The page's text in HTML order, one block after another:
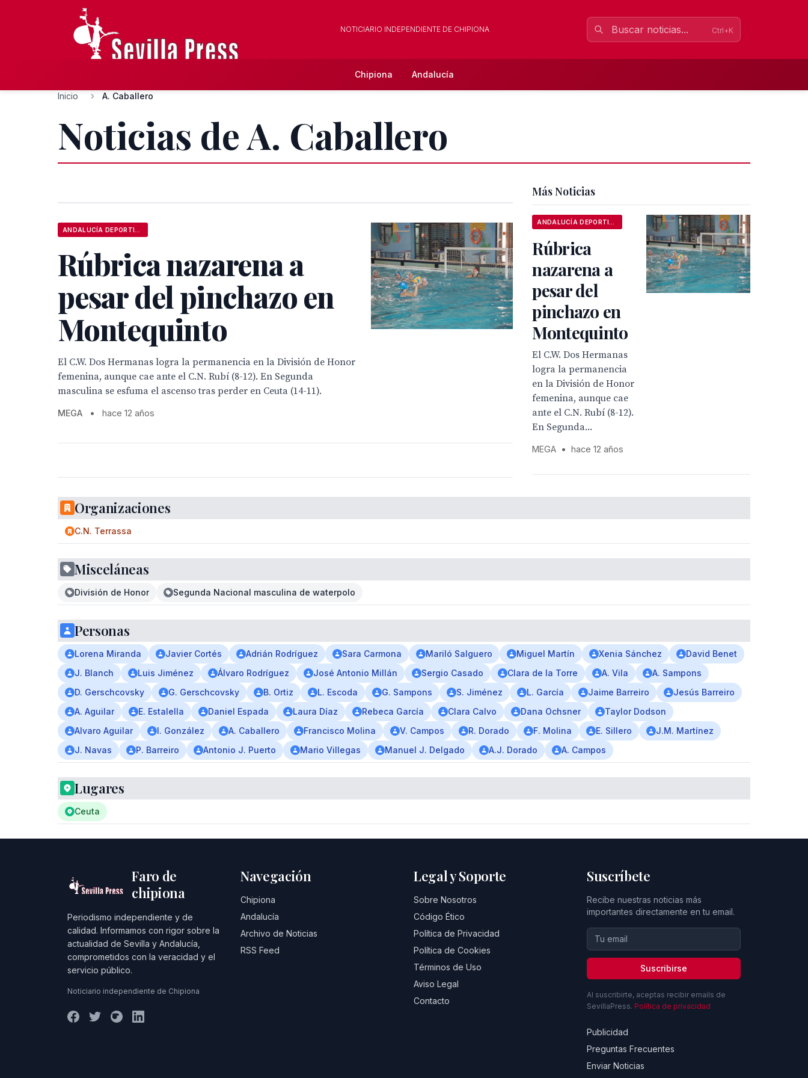
NOTICIARIO INDEPENDIENTE DE CHIPIONA Ctrl+K
Chipiona Andalucía
Inicio A. Caballero
Noticias de A. Caballero
Rúbrica nazarena a
pesar del pinchazo en
Montequinto
El C.W. Dos Hermanas logra la permanencia en la División de Honor
femenina, aunque cae ante el C.N. Rubí (8-12). En Segunda
masculina se esfuma el ascenso tras perder en Ceuta (14-11).
MEGA • hace 12 años
Más Noticias
Rúbrica
nazarena a
pesar del
pinchazo en
Montequinto
El C.W. Dos Hermanas
logra la permanencia
en la División de Honor
femenina, aunque cae
ante el C.N. Rubí (8-12).
En Segunda...
MEGA • hace 12 años
Organizaciones
C.N. Terrassa
Misceláneas
División de Honor Segunda Nacional masculina de waterpolo
Personas
Lorena Miranda Javier Cortés Adrián Rodríguez Sara Carmona Mariló Salguero Miguel Martín Xenia Sánchez
David Benet
J. Blanch
Luis Jiménez Álvaro Rodríguez José Antonio Millán Sergio Casado Clara de la Torre A. Vila
A. Sampons
D. Gerschcovsky
G. Gerschcovsky B. Ortiz L. Escoda G. Sampons S. Jiménez L. García Jaime Barreiro
Jesús Barreiro
A. Aguilar
E. Estalella Daniel Espada Laura Díaz Rebeca García Clara Calvo Dana Ochsner
Taylor Dodson
Alvaro Aguilar
I. González A. Caballero Francisco Molina V. Campos R. Dorado F. Molina E. Sillero
J.M. Martínez
J. Navas
P. Barreiro Antonio J. Puerto Mario Villegas Manuel J. Delgado A.J. Dorado A. Campos
Lugares
Ceuta
Faro de
chipiona
Periodismo independiente y de
calidad. Informamos con rigor sobre la
actualidad de Sevilla y Andalucía,
comprometidos con la veracidad y el
servicio público.
Noticiario independiente de Chipiona
Navegación
Chipiona
Andalucía
Archivo de Noticias
RSS Feed
Legal y Soporte
Sobre Nosotros
Código Ético
Política de Privacidad
Política de Cookies
Términos de Uso
Aviso Legal
Contacto
Suscríbete
Recibe nuestras noticias más
importantes directamente en tu email.
Suscribirse
Al suscribirte, aceptas recibir emails de
SevillaPress. Política de privacidad
Publicidad
Preguntas Frecuentes
Enviar Noticias